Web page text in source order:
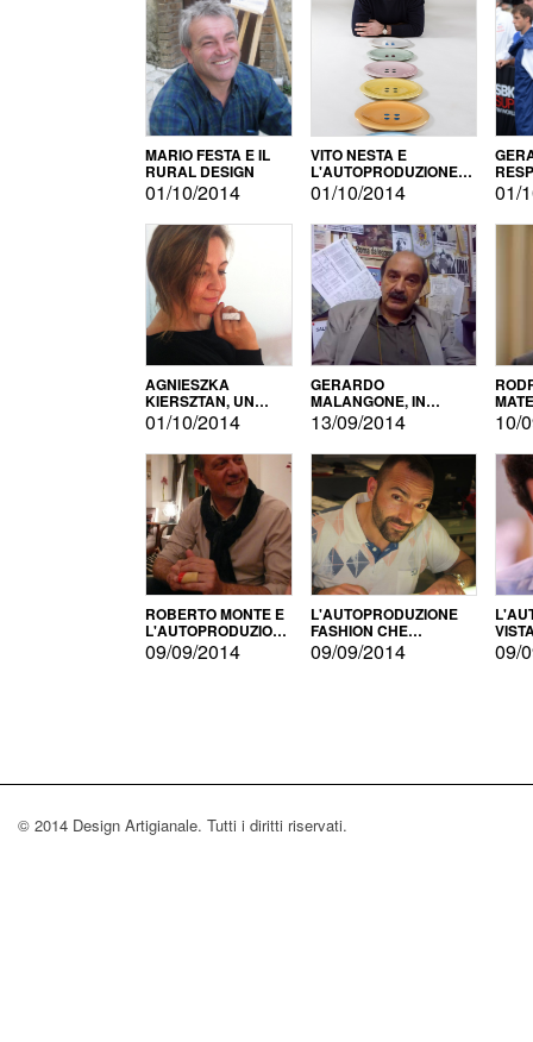
MARIO FESTA E IL
RURAL DESIGN
01/10/2014
VITO NESTA E
L'AUTOPRODUZIONE
COME RECUPERO DEI
SIMBOLI
01/10/2014 01/
AGNIESZKA
KIERSZTAN, UN
MODELLO DI
AUTOPRODUZIONE
01/10/2014
GERARDO
MALANGONE, IN
GIURIA PER IL
CONCORSO
LETTERARIO
13/09/2014 10/
ROBERTO MONTE E
L'AUTOPRODUZIONE
CON IL CENSIMENTO
09/09/2014
L'AUTOPRODUZIONE
FASHION CHE
CONQUISTA GLI USA
09/09/2014 09/
© 2014 Design Artigianale. Tutti i diritti riservati.